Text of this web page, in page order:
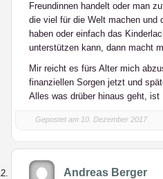
Freundinnen handelt oder man
die viel für die Welt machen und
haben oder einfach das
unterstützen kann, dann macht
Mir reicht es fürs Alter mich
finanziellen Sorgen jetzt und
Alles was drüber hinaus geht, ist
Gepostet am 10. Dezember 2017
Andreas Berger